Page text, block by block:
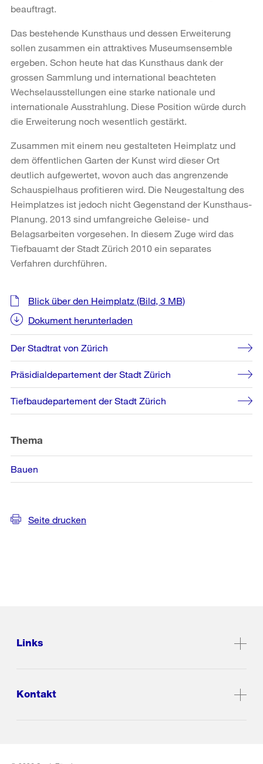
beauftragt.
Das bestehende Kunsthaus und dessen Erweiterung
sollen zusammen ein attraktives Museumsensemble
ergeben. Schon heute hat das Kunsthaus dank der
grossen Sammlung und international beachteten
Wechselausstellungen eine starke nationale und
internationale Ausstrahlung. Diese Position würde durch
die Erweiterung noch wesentlich gestärkt.
Zusammen mit einem neu gestalteten Heimplatz und
dem öffentlichen Garten der Kunst wird dieser Ort
deutlich aufgewertet, wovon auch das angrenzende
Schauspielhaus profitieren wird. Die Neugestaltung des
Heimplatzes ist jedoch nicht Gegenstand der Kunsthaus-
Planung. 2013 sind umfangreiche Geleise- und
Belagsarbeiten vorgesehen. In diesem Zuge wird das
Tiefbauamt der Stadt Zürich 2010 ein separates
Verfahren durchführen.
Weitere
Informationen
Blick über den Heimplatz (Bild, 3 MB)
Dokument herunterladen
Der Stadtrat von Zürich
Präsidialdepartement der Stadt Zürich
Tiefbaudepartement der Stadt Zürich
Thema
Bauen
Seite drucken
Links
Kontakt